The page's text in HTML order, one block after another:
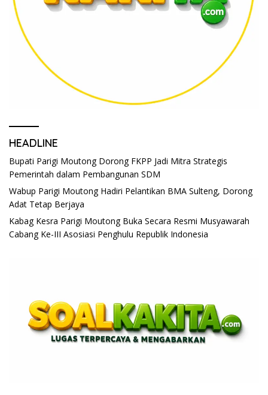
HEADLINE
Bupati Parigi Moutong Dorong FKPP Jadi Mitra Strategis
Pemerintah dalam Pembangunan SDM
Wabup Parigi Moutong Hadiri Pelantikan BMA Sulteng, Dorong
Adat Tetap Berjaya
Kabag Kesra Parigi Moutong Buka Secara Resmi Musyawarah
Cabang Ke-III Asosiasi Penghulu Republik Indonesia